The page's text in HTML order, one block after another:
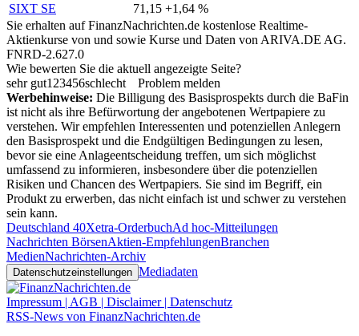
SIXT SE
71,15 +1,64 %
Sie erhalten auf FinanzNachrichten.de kostenlose Realtime-
Aktienkurse von und sowie Kurse und Daten von ARIVA.DE AG.
FNRD-2.627.0
Wie bewerten Sie die aktuell angezeigte Seite?
sehr gut1 23456schlecht
Problem melden
Werbehinweise: Die Billigung des Basisprospekts durch die BaFin
ist nicht als ihre Befürwortung der angebotenen Wertpapiere zu
verstehen. Wir empfehlen Interessenten und potenziellen Anlegern
den Basisprospekt und die Endgültigen Bedingungen zu lesen,
bevor sie eine Anlageentscheidung treffen, um sich möglichst
umfassend zu informieren, insbesondere über die potenziellen
Risiken und Chancen des Wertpapiers. Sie sind im Begriff, ein
Produkt zu erwerben, das nicht einfach ist und schwer zu verstehen
sein kann.
Deutschland 40Xetra-OrderbuchAd hoc-Mitteilungen
Nachrichten BörsenAktien-EmpfehlungenBranchen
MedienNachrichten-Archiv
Datenschutzeinstellungen Mediadaten
Impressum | AGB | Disclaimer | Datenschutz
RSS-News von FinanzNachrichten.de